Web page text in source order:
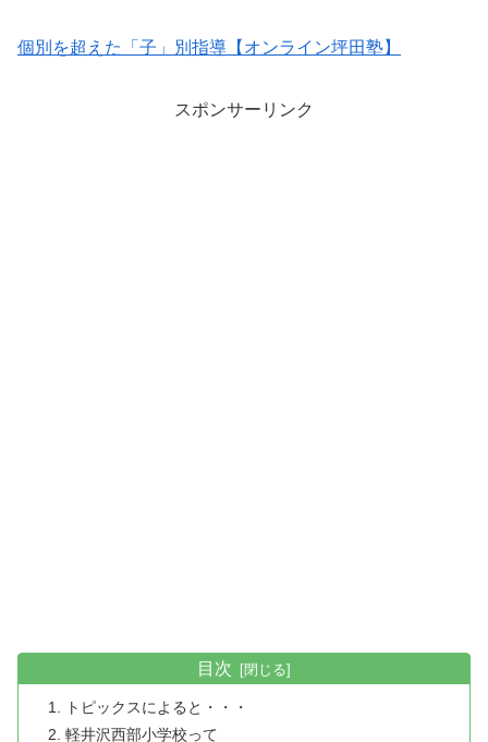
個別を超えた「子」別指導【オンライン坪田塾】
スポンサーリンク
目次
トピックスによると・・・
軽井沢西部小学校って